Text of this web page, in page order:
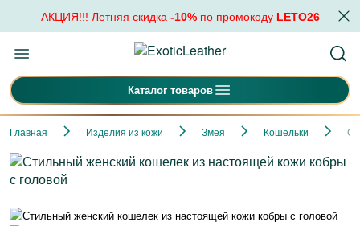
АКЦИЯ!!! Летняя скидка -10%по промокоду LETO26
Каталог товаров
Главная Изделия из кожи Змея Кошельки